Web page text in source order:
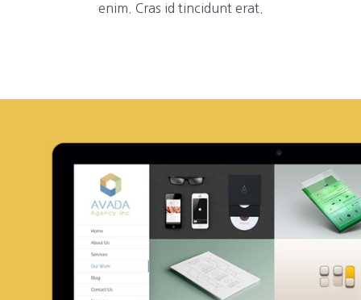
enim. Cras id tincidunt erat.